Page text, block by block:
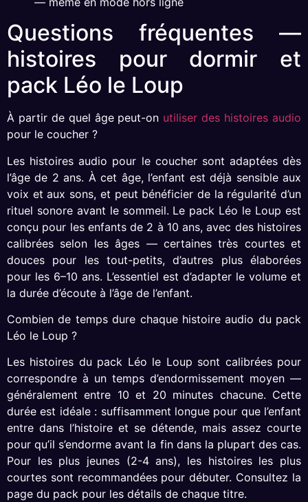
Questions fréquentes —
histoires pour dormir et
pack Léo le Loup
À partir de quel âge peut-on utiliser des histoires audio
pour le coucher ?
Les histoires audio pour le coucher sont adaptées dès
l’âge de 2 ans. À cet âge, l’enfant est déjà sensible aux
voix et aux sons, et peut bénéficier de la régularité d’un
rituel sonore avant le sommeil. Le pack Léo le Loup est
conçu pour les enfants de 2 à 10 ans, avec des histoires
calibrées selon les âges — certaines très courtes et
douces pour les tout-petits, d’autres plus élaborées
pour les 6–10 ans. L’essentiel est d’adapter le volume et
la durée d’écoute à l’âge de l’enfant.
Combien de temps dure chaque histoire audio du pack
Léo le Loup ?
Les histoires du pack Léo le Loup sont calibrées pour
correspondre à un temps d’endormissement moyen —
généralement entre 10 et 20 minutes chacune. Cette
durée est idéale : suffisamment longue pour que l’enfant
entre dans l’histoire et se détende, mais assez courte
pour qu’il s’endorme avant la fin dans la plupart des cas.
Pour les plus jeunes (2-4 ans), les histoires les plus
courtes sont recommandées pour débuter. Consultez la
page du pack pour les détails de chaque titre.